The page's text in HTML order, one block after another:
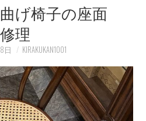
げ椅子の座面
修理
日 KIRAKUKAN1001